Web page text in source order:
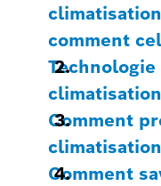
comment
Comment
Comment